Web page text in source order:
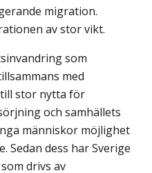
migration.
av stor vikt.
som
med
stor nytta för
och samhällets
människor möjlighet
Sedan dess har Sverige
drivs av